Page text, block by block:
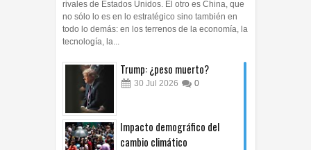
rivales de Estados Unidos. El otro es China, que
no sólo lo es en lo estratégico sino también en
todo lo demás: en los terrenos de la economía, la
tecnología, la...
Trump: ¿peso muerto?
30 Jul 2026 0
Impacto demográfico del
cambio climático